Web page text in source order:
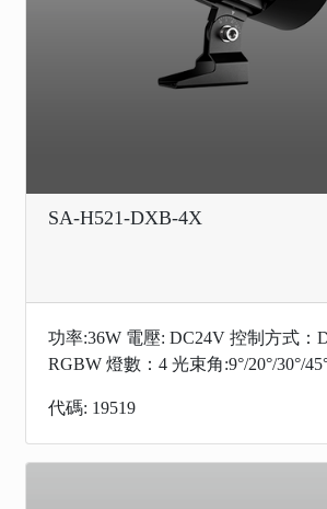
SA-H521-DXB-4X
功率:36W 電壓: DC24V 控制方式：
RGBW 燈數：4 光束角:9°/20°/30°/
代碼: 19519